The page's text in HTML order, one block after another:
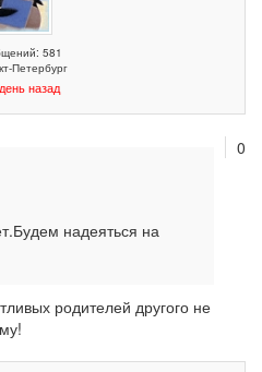
581
Петербург
назад
0
надеяться на
родителей другого не